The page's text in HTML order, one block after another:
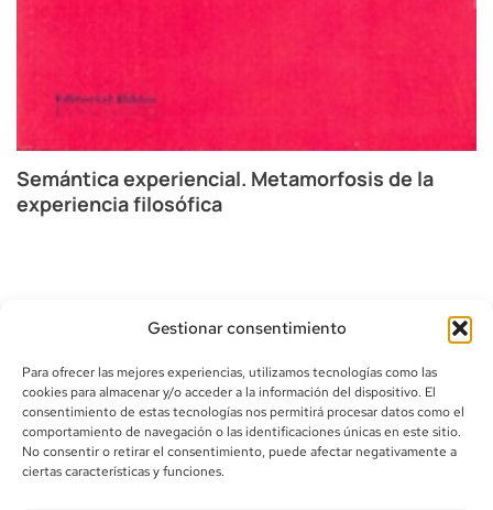
Gestionar consentimiento
Para ofrecer las mejores experiencias, utilizamos tecnologías como las
cookies para almacenar y/o acceder a la información del dispositivo. El
consentimiento de estas tecnologías nos permitirá procesar datos como el
comportamiento de navegación o las identificaciones únicas en este sitio.
No consentir o retirar el consentimiento, puede afectar negativamente a
ciertas características y funciones.
Semántica experiencial. Metamorfosis de la
experiencia filosófica
info@canoalibros.com
pedidos@canoalibros.com